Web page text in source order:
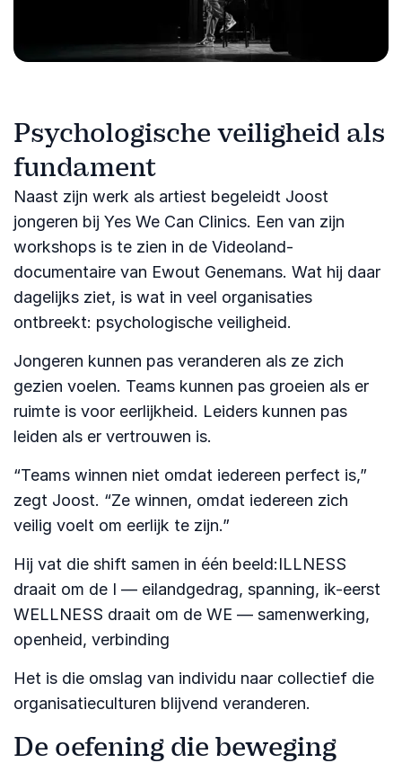
Psychologische veiligheid als
fundament
Naast zijn werk als artiest begeleidt Joost
jongeren bij Yes We Can Clinics. Een van zijn
workshops is te zien in de Videoland-
documentaire van Ewout Genemans. Wat hij daar
dagelijks ziet, is wat in veel organisaties
ontbreekt: psychologische veiligheid.
Jongeren kunnen pas veranderen als ze zich
gezien voelen. Teams kunnen pas groeien als er
ruimte is voor eerlijkheid. Leiders kunnen pas
leiden als er vertrouwen is.
“Teams winnen niet omdat iedereen perfect is,”
zegt Joost. “Ze winnen, omdat iedereen zich
veilig voelt om eerlijk te zijn.”
Hij vat die shift samen in één beeld:ILLNESS
draait om de I — eilandgedrag, spanning, ik-eerst
WELLNESS draait om de WE — samenwerking,
openheid, verbinding
Het is die omslag van individu naar collectief die
organisatieculturen blijvend veranderen.
De oefening die beweging